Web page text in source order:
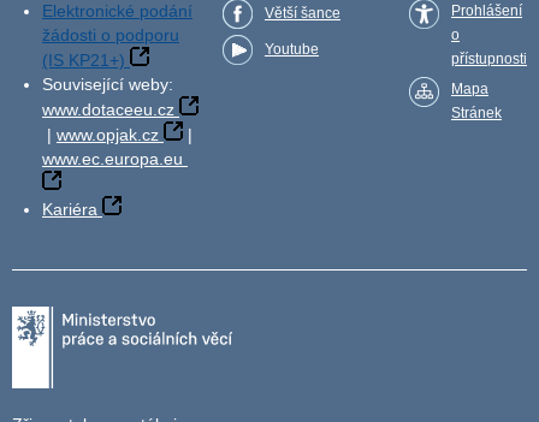
Elektronické podání
žádosti o podporu
(IS KP21+)
Související weby:
www.dotaceeu.cz
| www.opjak.cz
|
www.ec.europa.eu
Kariéra
Větší šance
Youtube
Prohlášení
o
přístupnosti
Mapa
Stránek